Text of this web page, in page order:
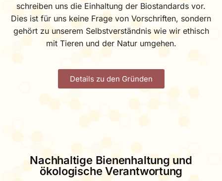
schreiben uns die Einhaltung der Biostandards vor.
Dies ist für uns keine Frage von Vorschriften, sondern
gehört zu unserem Selbstverständnis wie wir ethisch
mit Tieren und der Natur umgehen.
Details zu den Gründen
Nachhaltige Bienenhaltung und
ökologische Verantwortung